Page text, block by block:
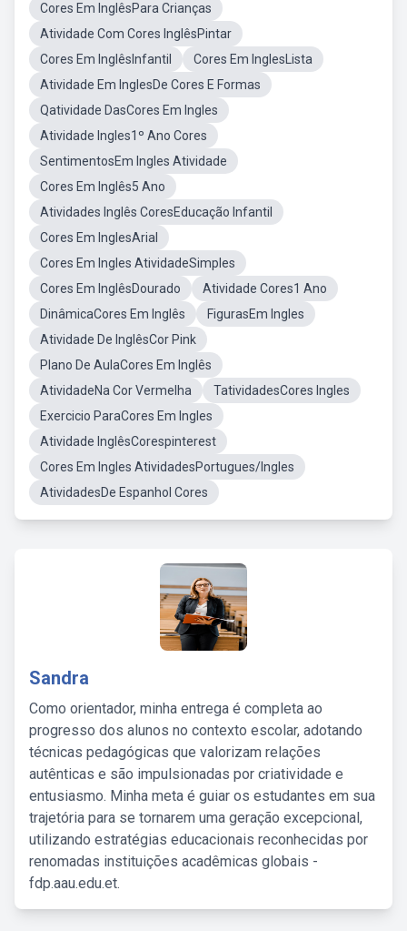
Cores Em InglêsPara Crianças
Atividade Com Cores InglêsPintar
Cores Em InglêsInfantil
Cores Em InglesLista
Atividade Em InglesDe Cores E Formas
Qatividade DasCores Em Ingles
Atividade Ingles1º Ano Cores
SentimentosEm Ingles Atividade
Cores Em Inglês5 Ano
Atividades Inglês CoresEducação Infantil
Cores Em InglesArial
Cores Em Ingles AtividadeSimples
Cores Em InglêsDourado
Atividade Cores1 Ano
DinâmicaCores Em Inglês
FigurasEm Ingles
Atividade De InglêsCor Pink
Plano De AulaCores Em Inglês
AtividadeNa Cor Vermelha
TatividadesCores Ingles
Exercicio ParaCores Em Ingles
Atividade InglêsCorespinterest
Cores Em Ingles AtividadesPortugues/Ingles
AtividadesDe Espanhol Cores
Sandra
Como orientador, minha entrega é completa ao
progresso dos alunos no contexto escolar, adotando
técnicas pedagógicas que valorizam relações
autênticas e são impulsionadas por criatividade e
entusiasmo. Minha meta é guiar os estudantes em sua
trajetória para se tornarem uma geração excepcional,
utilizando estratégias educacionais reconhecidas por
renomadas instituições acadêmicas globais -
fdp.aau.edu.et.